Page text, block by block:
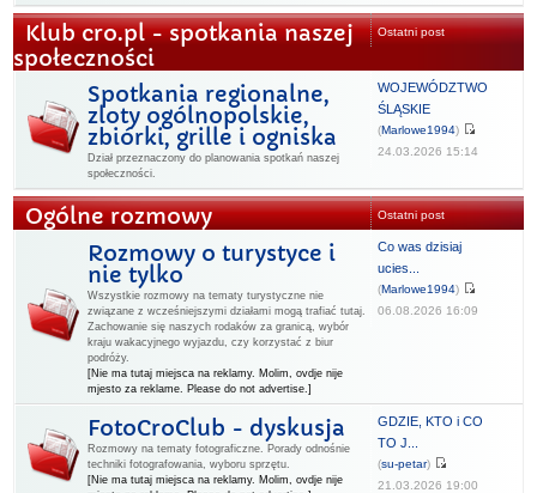
Klub cro.pl - spotkania naszej
społeczności
Ostatni post
Spotkania regionalne,
zloty ogólnopolskie,
zbiórki, grille i ogniska
Dział przeznaczony do planowania spotkań naszej
społeczności.
WOJEWÓDZTWO
ŚLĄSKIE
(Marlowe1994)
24.03.2026 15:14
Ogólne rozmowy Ostatni post
Rozmowy o turystyce i
nie tylko
Wszystkie rozmowy na tematy turystyczne nie
związane z wcześniejszymi działami mogą trafiać tutaj.
Zachowanie się naszych rodaków za granicą, wybór
kraju wakacyjnego wyjazdu, czy korzystać z biur
podróży.
[Nie ma tutaj miejsca na reklamy. Molim, ovdje nije
mjesto za reklame. Please do not advertise.]
Co was dzisiaj
ucies...
(Marlowe1994)
06.08.2026 16:09
FotoCroClub - dyskusja
Rozmowy na tematy fotograficzne. Porady odnośnie
techniki fotografowania, wyboru sprzętu.
[Nie ma tutaj miejsca na reklamy. Molim, ovdje nije
GDZIE, KTO i CO
TO J...
(su-petar)
21.03.2026 19:00